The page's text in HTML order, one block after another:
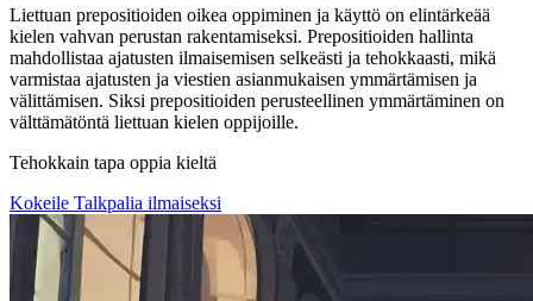
Liettuan prepositioiden oikea oppiminen ja käyttö on elintärkeää
kielen vahvan perustan rakentamiseksi. Prepositioiden hallinta
mahdollistaa ajatusten ilmaisemisen selkeästi ja tehokkaasti, mikä
varmistaa ajatusten ja viestien asianmukaisen ymmärtämisen ja
välittämisen. Siksi prepositioiden perusteellinen ymmärtäminen on
välttämätöntä liettuan kielen oppijoille.
Tehokkain tapa oppia kieltä
Kokeile Talkpalia ilmaiseksi